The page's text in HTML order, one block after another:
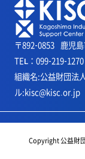
〒892-0853 鹿児
TEL：099-219-1270
組織名:公益財団法
ル:kisc@kisc.or.jp
Copyright 公益財